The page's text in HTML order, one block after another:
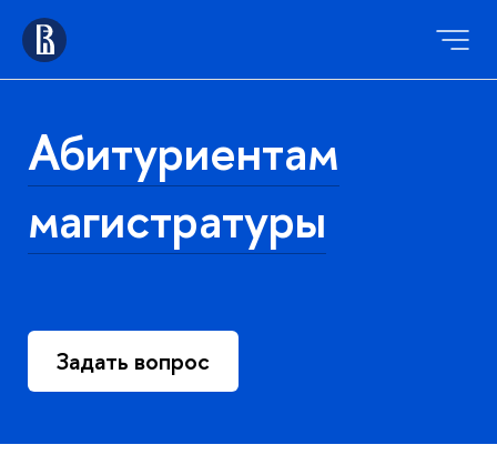
Абитуриентам
магистратуры
Задать вопрос